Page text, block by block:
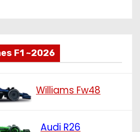
F1 ~2026
Williams Fw48
Audi R26